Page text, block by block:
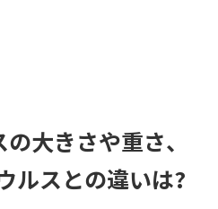
大きさや重さ、
ルスとの違いは?